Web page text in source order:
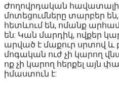
Ժողովրդական
մոտեցումները տարբեր
հետևում են, ոմանք
են: Կան մարդիկ, ովքեր
արված է մաքուր սրտով և
մոգական ուժ չի կարող
ոք չի կարող հերքել այն
իմաստուն է: